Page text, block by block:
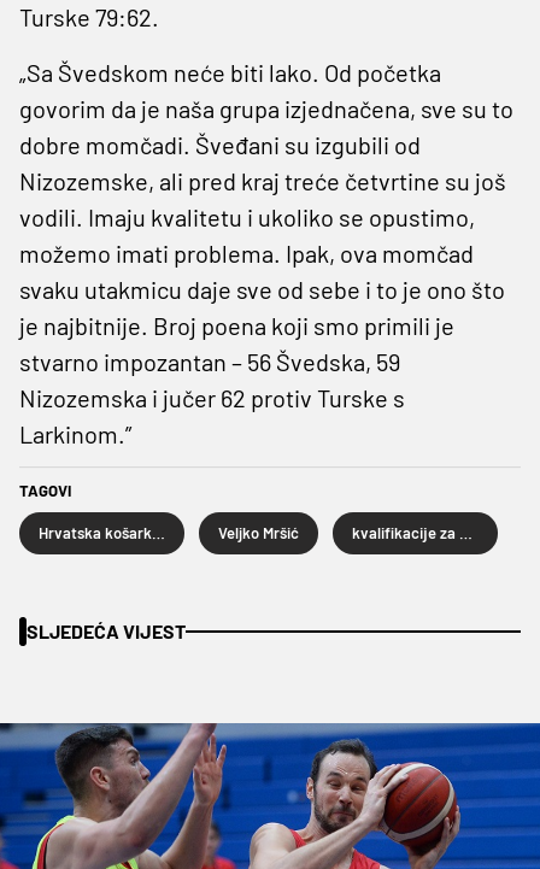
Turske 79:62.
„Sa Švedskom neće biti lako. Od početka
govorim da je naša grupa izjednačena, sve su to
dobre momčadi. Šveđani su izgubili od
Nizozemske, ali pred kraj treće četvrtine su još
vodili. Imaju kvalitetu i ukoliko se opustimo,
možemo imati problema. Ipak, ova momčad
svaku utakmicu daje sve od sebe i to je ono što
je najbitnije. Broj poena koji smo primili je
stvarno impozantan – 56 Švedska, 59
Nizozemska i jučer 62 protiv Turske s
Larkinom.”
TAGOVI
Veljko Mršić
SLJEDEĆA VIJEST